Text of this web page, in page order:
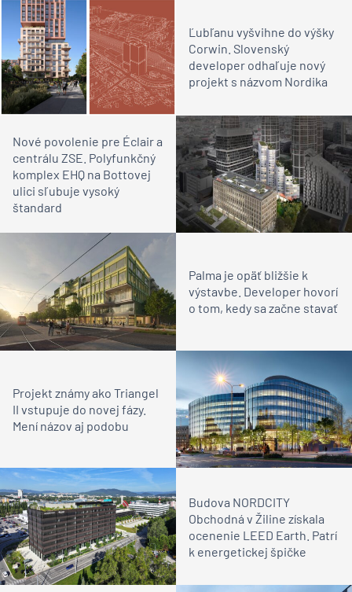
Ľubľanu vyšvihne do výšky
Corwin. Slovenský
developer odhaľuje nový
projekt s názvom Nordika
Nové povolenie pre Éclair a
centrálu ZSE. Polyfunkčný
komplex EHQ na Bottovej
ulici sľubuje vysoký
štandard
Palma je opäť bližšie k
výstavbe. Developer hovorí
o tom, kedy sa začne stavať
Projekt známy ako Triangel
II vstupuje do novej fázy.
Mení názov aj podobu
Budova NORDCITY
Obchodná v Žiline získala
ocenenie LEED Earth. Patrí
k energetickej špičke